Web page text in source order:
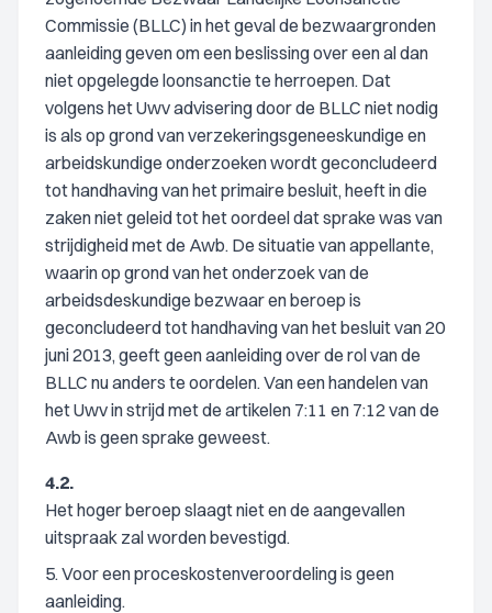
Commissie (BLLC) in het geval de bezwaargronden
aanleiding geven om een beslissing over een al dan
niet opgelegde loonsanctie te herroepen. Dat
volgens het Uwv advisering door de BLLC niet nodig
is als op grond van verzekeringsgeneeskundige en
arbeidskundige onderzoeken wordt geconcludeerd
tot handhaving van het primaire besluit, heeft in die
zaken niet geleid tot het oordeel dat sprake was van
strijdigheid met de Awb. De situatie van appellante,
waarin op grond van het onderzoek van de
arbeidsdeskundige bezwaar en beroep is
geconcludeerd tot handhaving van het besluit van 20
juni 2013, geeft geen aanleiding over de rol van de
BLLC nu anders te oordelen. Van een handelen van
het Uwv in strijd met de artikelen 7:11 en 7:12 van de
Awb is geen sprake geweest.
4.2.
Het hoger beroep slaagt niet en de aangevallen
uitspraak zal worden bevestigd.
5. Voor een proceskostenveroordeling is geen
aanleiding.